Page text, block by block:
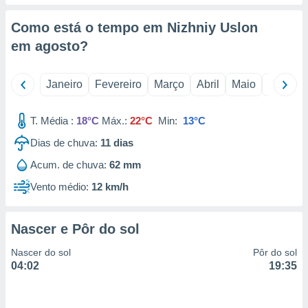
tal,
ou opor-
em “
ou aceder
num
Como está o tempo em Nizhniy Uslon
em agosto?
Janeiro Fevereiro Março Abril Maio Junho
T. Média : 18°C Máx.: 22°C Min: 13°C
Dias de chuva: 11 dias
Acum. de chuva: 62 mm
Vento médio: 12 km/h
Nascer e Pôr do sol
Nascer do sol
04:02
Pôr do sol
19:35